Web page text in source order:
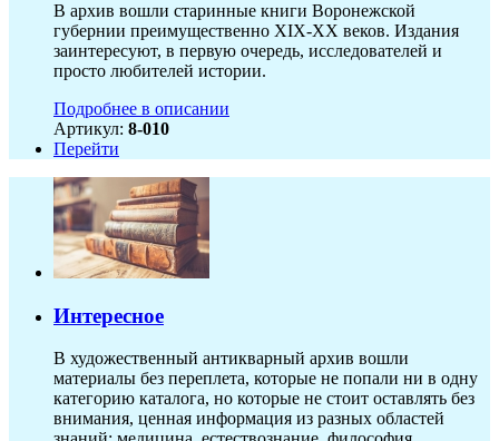
В архив вошли старинные книги Воронежской
губернии преимущественно XIX-ХХ веков. Издания
заинтересуют, в первую очередь, исследователей и
просто любителей истории.
Подробнее в описании
Артикул: 8-010
Перейти
Интересное
В художественный антикварный архив вошли
материалы без переплета, которые не попали ни в одну
категорию каталога, но которые не стоит оставлять без
внимания, ценная информация из разных областей